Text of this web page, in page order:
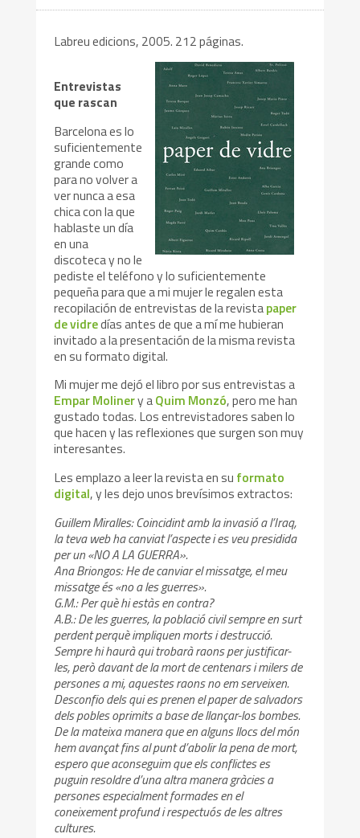
Labreu edicions, 2005. 212 páginas.
Entrevistas
que rascan
Barcelona es lo
suficientemente
grande como
para no volver a
ver nunca a esa
chica con la que
hablaste un día
en una
discoteca y no le
pediste el teléfono y lo suficientemente
pequeña para que a mi mujer le regalen esta
recopilación de entrevistas de la revistapaper
de vidredías antes de que a mí me hubieran
invitado a la presentación de la misma revista
en su formato digital.
Mi mujer me dejó el libro por sus entrevistas a
Empar Molinery aQuim Monzó, pero me han
gustado todas. Los entrevistadores saben lo
que hacen y las reflexiones que surgen son muy
interesantes.
Les emplazo a leer la revista en su formato
digital, y les dejo unos brevísimos extractos:
Guillem Miralles: Coincidint amb la invasió a l’Iraq,
la teva web ha canviat l’aspecte i es veu presidida
per un «NO A LA GUERRA».
Ana Briongos: He de canviar el missatge, el meu
missatge és «no a les guerres».
G.M.: Per què hi estàs en contra?
A.B.: De les guerres, la població civil sempre en surt
perdent perquè impliquen morts i destrucció.
Sempre hi haurà qui trobarà raons per justificar-
les, però davant de la mort de centenars i milers de
persones a mi, aquestes raons no em serveixen.
Desconfio dels qui es prenen el paper de salvadors
dels pobles oprimits a base de llançar-los bombes.
De la mateixa manera que en alguns llocs del món
hem avançat fins al punt d’abolir la pena de mort,
espero que aconseguim que els conflictes es
puguin resoldre d’una altra manera gràcies a
persones especialment formades en el
coneixement profund i respectuós de les altres
cultures.